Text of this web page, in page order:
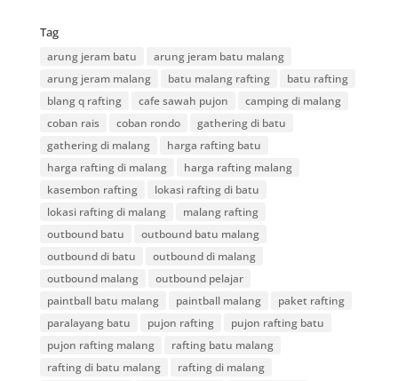
Tag
arung jeram batu
arung jeram batu malang
arung jeram malang
batu malang rafting
batu rafting
blang q rafting
cafe sawah pujon
camping di malang
coban rais
coban rondo
gathering di batu
gathering di malang
harga rafting batu
harga rafting di malang
harga rafting malang
kasembon rafting
lokasi rafting di batu
lokasi rafting di malang
malang rafting
outbound batu
outbound batu malang
outbound di batu
outbound di malang
outbound malang
outbound pelajar
paintball batu malang
paintball malang
paket rafting
paralayang batu
pujon rafting
pujon rafting batu
pujon rafting malang
rafting batu malang
rafting di batu malang
rafting di malang